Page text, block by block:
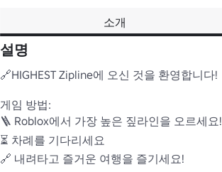
소개
설명
🔗HIGHEST Zipline에 오신 것을 환영합니다!
게임 방법:
🪜 Roblox에서 가장 높은 짚라인을 오르세요!
⏳ 차례를 기다리세요
🔗 내려타고 즐거운 여행을 즐기세요!